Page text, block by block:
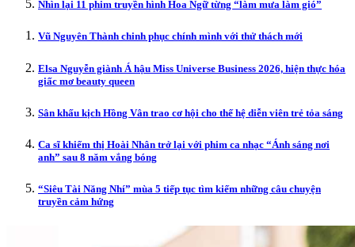
Nhìn lại 11 phim truyền hình Hoa Ngữ từng “làm mưa làm gió”
Vũ Nguyên Thành chinh phục chính mình với thử thách mới
Elsa Nguyễn giành Á hậu Miss Universe Business 2026, hiện thực hóa
giấc mơ beauty queen
Sân khấu kịch Hồng Vân trao cơ hội cho thế hệ diễn viên trẻ tỏa sáng
Ca sĩ khiếm thị Hoài Nhân trở lại với phim ca nhạc “Ánh sáng nơi
anh” sau 8 năm vắng bóng
“Siêu Tài Năng Nhí” mùa 5 tiếp tục tìm kiếm những câu chuyện
truyền cảm hứng